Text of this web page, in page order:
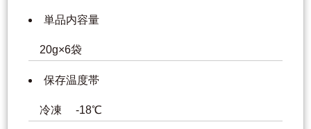
単品内容量
20g×6袋
保存温度帯
冷凍 -18℃